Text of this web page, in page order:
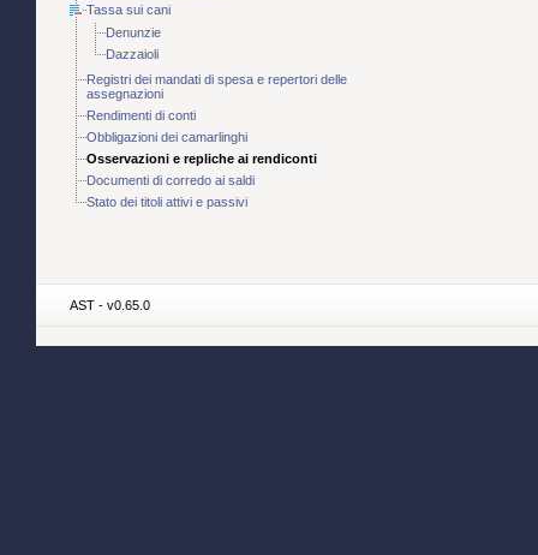
Tassa sui cani
Denunzie
Dazzaioli
Registri dei mandati di spesa e repertori delle
assegnazioni
Rendimenti di conti
Obbligazioni dei camarlinghi
Osservazioni e repliche ai rendiconti
Documenti di corredo ai saldi
Stato dei titoli attivi e passivi
AST - v0.65.0